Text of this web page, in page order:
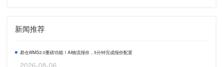
新闻推荐
易仓WMS2.0重磅功能！AI物流报价，5分钟完成报价配置
2026-08-06